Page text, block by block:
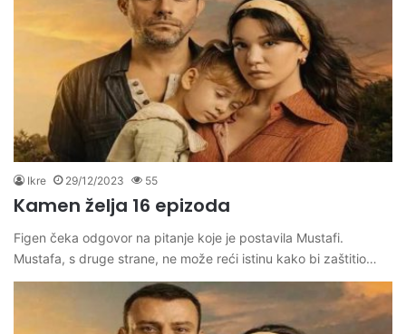
Ikre 29/12/2023 55
Kamen želja 16 epizoda
Figen čeka odgovor na pitanje koje je postavila Mustafi.
Mustafa, s druge strane, ne može reći istinu kako bi zaštitio…